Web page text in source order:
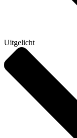
Uitgelicht